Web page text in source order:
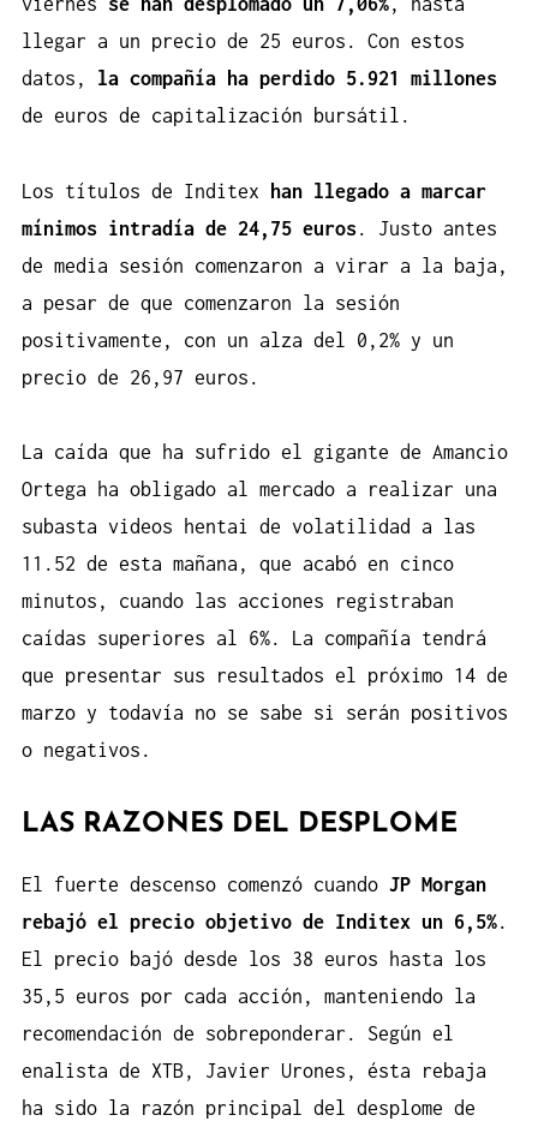
llegar a un precio de 25 euros. Con estos
datos, la compañía ha perdido 5.921 millones
de euros de capitalización bursátil.
Los títulos de Inditex
han llegado a marcar
mínimos intradía de 24,75 euros . Justo antes
de media sesión comenzaron a virar a la baja,
a pesar de que comenzaron la sesión
positivamente, con un alza del 0,2% y un
precio de 26,97 euros.
La caída que ha sufrido el gigante de Amancio
Ortega ha obligado al mercado a realizar una
subasta videos hentai
de volatilidad a las
11.52 de esta mañana, que acabó en cinco
minutos, cuando las acciones registraban
caídas superiores al 6%. La compañía tendrá
que presentar sus resultados el próximo 14 de
marzo y todavía no se sabe si serán positivos
o negativos.
LAS RAZONES DEL DESPLOME
El fuerte descenso comenzó cuando JP Morgan
rebajó el precio objetivo de Inditex un 6,5%.
El precio bajó desde los 38 euros hasta los
35,5 euros por cada acción, manteniendo la
recomendación de sobreponderar. Según el
enalista de XTB, Javier Urones, ésta rebaja
ha sido la razón principal del desplome de